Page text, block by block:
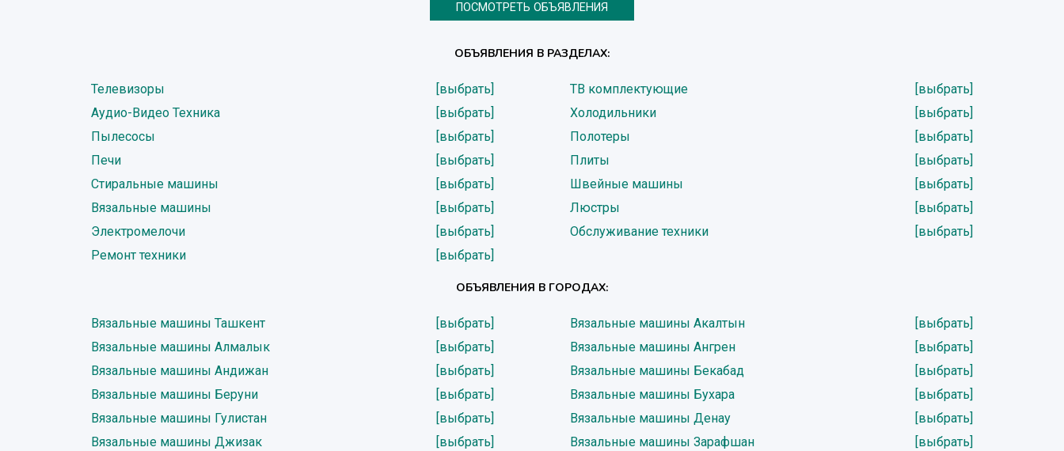
ПОСМОТРЕТЬ ОБЪЯВЛЕНИЯ
ОБЪЯВЛЕНИЯ В РАЗДЕЛАХ:
Телевизоры [выбрать] ТВ комплектующие
[выбрать]
Аудио-Видео Техника
[выбрать] Холодильники
[выбрать]
Пылесосы
[выбрать] Полотеры
[выбрать]
Печи
[выбрать] Плиты
[выбрать]
Стиральные машины
[выбрать] Швейные машины
[выбрать]
Вязальные машины
[выбрать] Люстры
[выбрать]
Электромелочи
[выбрать] Обслуживание техники
[выбрать]
Ремонт техники
[выбрать]
ОБЪЯВЛЕНИЯ В ГОРОДАХ:
Вязальные машины Ташкент [выбрать] Вязальные машины Акалтын
[выбрать]
Вязальные машины Алмалык
[выбрать] Вязальные машины Ангрен
[выбрать]
Вязальные машины Андижан
[выбрать] Вязальные машины Бекабад
[выбрать]
Вязальные машины Беруни
[выбрать] Вязальные машины Бухара
[выбрать]
Вязальные машины Гулистан
[выбрать] Вязальные машины Денау
[выбрать]
Вязальные машины Джизак
[выбрать] Вязальные машины Зарафшан
[выбрать]